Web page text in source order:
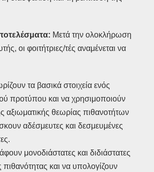
Μετά την ολοκλήρωση
οι φοιτήτριες/τές αναμένεται να
τα βασικά στοιχεία ενός
προτύπου και να χρησιμοποιούν
αξιωματικής θεωρίας πιθανοτήτων
αδέσμευτες και δεσμευμένες
μονοδιάστατες και διδιάστατες
πιθανότητας και να υπολογίζουν